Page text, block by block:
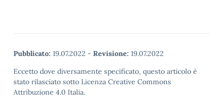
Pubblicato: 19.07.2022 - Revisione: 19.07.2022
Eccetto dove diversamente specificato, questo articolo è
stato rilasciato sotto Licenza Creative Commons
Attribuzione 4.0 Italia.